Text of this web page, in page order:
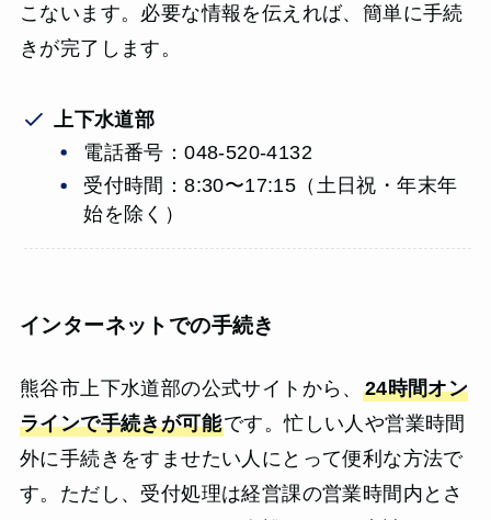
こないます。必要な情報を伝えれば、簡単に手続
きが完了します。
上下水道部
電話番号：048-520-4132
受付時間：8:30〜17:15（​​土日祝・年末年
始を除く）
インターネットでの手続き
熊谷市上下水道部の公式サイトから、 24時間オン
ラインで手続きが可能です。忙しい人や営業時間
外に手続きをすませたい人にとって便利な方法で
す。ただし、受付処理は経営課の営業時間内とさ